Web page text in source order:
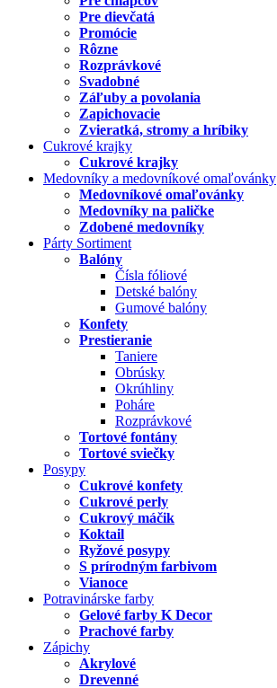
Pre dievčatá
Promócie
Rôzne
Rozprávkové
Svadobné
Záľuby a povolania
Zapichovacie
Zvieratká, stromy a hríbiky
Cukrové krajky
Cukrové krajky
Medovníky a medovníkové omaľovánky
Medovníkové omaľovánky
Medovníky na paličke
Zdobené medovníky
Párty Sortiment
Balóny
Čísla fóliové
Detské balóny
Gumové balóny
Konfety
Prestieranie
Taniere
Obrúsky
Okrúhliny
Poháre
Rozprávkové
Tortové fontány
Tortové sviečky
Posypy
Cukrové konfety
Cukrové perly
Cukrový máčik
Koktail
Ryžové posypy
S prírodným farbivom
Vianoce
Potravinárske farby
Gelové farby K Decor
Prachové farby
Zápichy
Akrylové
Drevenné